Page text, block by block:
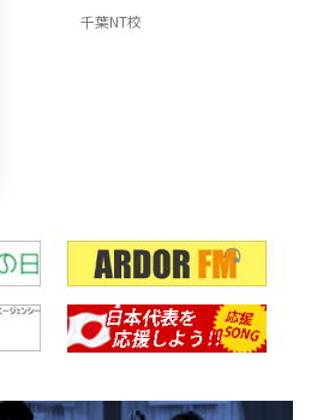
千葉NT校